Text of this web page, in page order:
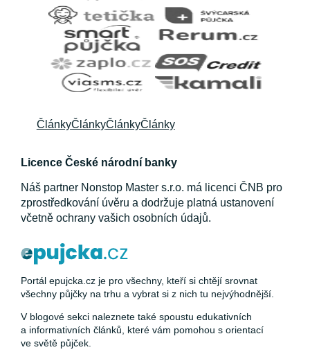
ČlánkyČlánkyČlánkyČlánky
Licence České národní banky
Náš partner Nonstop Master s.r.o. má licenci ČNB pro
zprostředkování úvěru a dodržuje platná ustanovení
včetně ochrany vašich osobních údajů.
Portál epujcka.cz je pro všechny, kteří si chtějí srovnat
všechny půjčky na trhu a vybrat si z nich tu nejvýhodnější.
V blogové sekci naleznete také spoustu edukativních
a informativních článků, které vám pomohou s orientací
ve světě půjček.